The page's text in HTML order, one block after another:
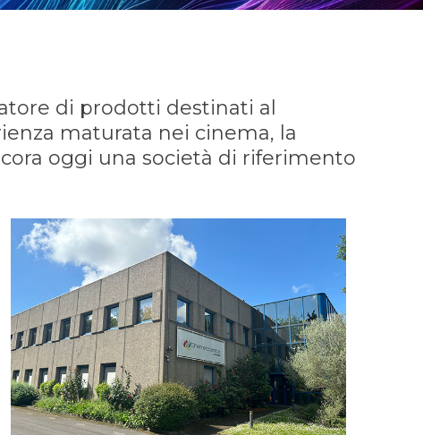
di prodotti destinati al
maturata nei cinema, la
oggi una società di riferimento